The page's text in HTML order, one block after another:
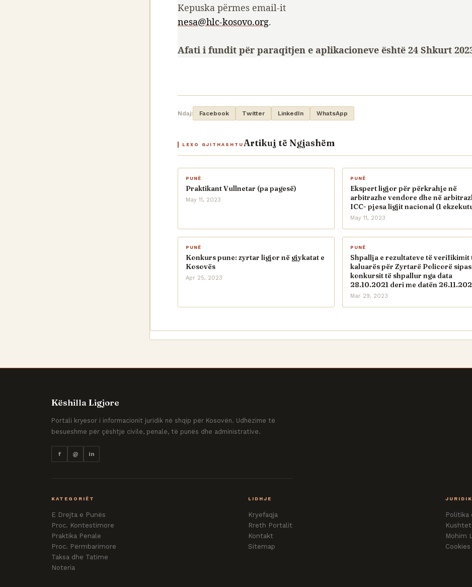
Kepuska përmes email-it
nesa@hlc-kosovo.org.
Afati i fundit për paraqitjen e aplikacioneve është 24 Shkurt
Ndaj: Facebook Twitter LinkedIn WhatsApp
LEXO GJITHASHTU Artikuj të Ngjashëm
PUNË
Praktikant Vullnetar (pa pagesë)
May 11, 2023
PUNË
Ekspert ligjor për përkrahje në
arbitrazhe vendore dhe në
ICC- pjesa ligjit nacional (1
May 11, 2023
PUNË
Konkurs pune: zyrtar ligjor në gjykatat e
Kosovës
Apr 25, 2023
PUNË
Shpallja e rezultateve të verifikimit
kaluarës për Zyrtarë Policorë sipas
konkursit të shpallur nga data
28.10.2021 deri me datën
Mar 29, 2023
Këshilla Ligjore
Portali kryesor i informacionit juridik në shqip për Kosovën. Udhëzime të
besueshme për çështje civile, penale, të punës dhe administrative.
f @ in
KATEGORIËT
E Drejta e Punës
Proc. Kontestimore
Praktika Penale
Proc. Përmbarimore
Taksa dhe Tatime
Noteria
LIDHJE
Kryefaqja
Rreth Portalit
Kontakt
Sitemap
Politika
Mohim
Cookies